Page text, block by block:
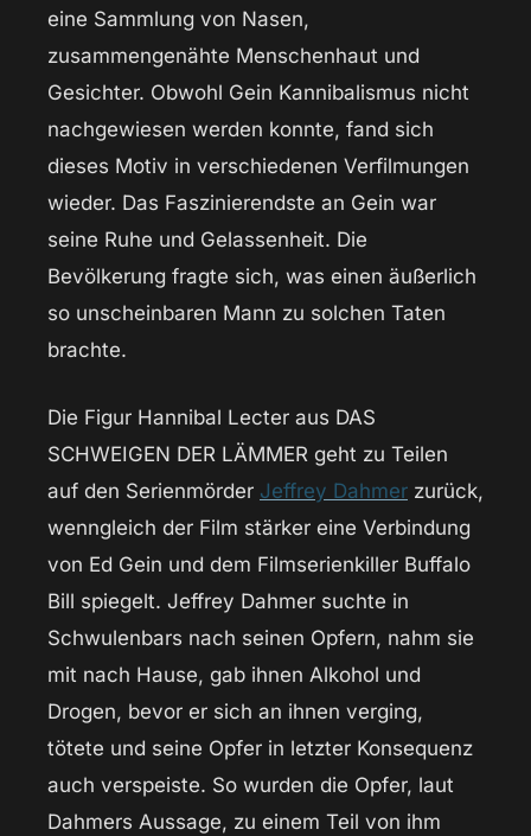
eine Sammlung von Nasen,
zusammengenähte Menschenhaut und
Gesichter. Obwohl Gein Kannibalismus nicht
nachgewiesen werden konnte, fand sich
dieses Motiv in verschiedenen Verfilmungen
wieder. Das Faszinierendste an Gein war
seine Ruhe und Gelassenheit. Die
Bevölkerung fragte sich, was einen äußerlich
so unscheinbaren Mann zu solchen Taten
brachte.
Die Figur Hannibal Lecter aus DAS
SCHWEIGEN DER LÄMMER geht zu Teilen
auf den Serienmörder Jeffrey Dahmer zurück,
wenngleich der Film stärker eine Verbindung
von Ed Gein und dem Filmserienkiller Buffalo
Bill spiegelt. Jeffrey Dahmer suchte in
Schwulenbars nach seinen Opfern, nahm sie
mit nach Hause, gab ihnen Alkohol und
Drogen, bevor er sich an ihnen verging,
tötete und seine Opfer in letzter Konsequenz
auch verspeiste. So wurden die Opfer, laut
Dahmers Aussage, zu einem Teil von ihm